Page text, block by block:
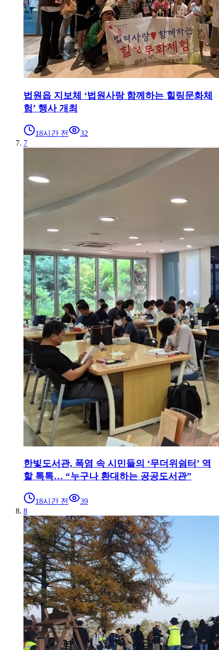
법원읍 지보체 ‘법원사랑 함께하는 힐링문화체
험’ 행사 개최
18시간 전
32
7
한빛도서관, 폭염 속 시민들의 ‘무더위쉼터’ 역
할 톡톡… “누구나 환대하는 공공도서관”
18시간 전
39
8